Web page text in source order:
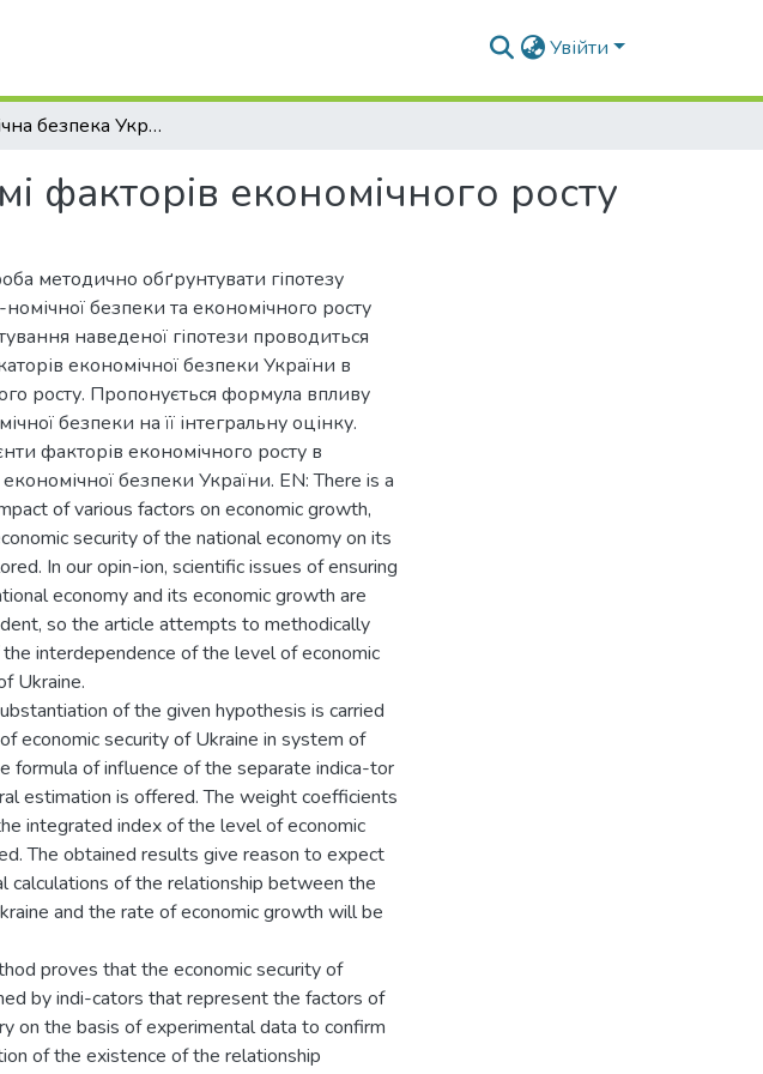
Увійти
Економічна безпека України в системі факторів економічного росту
факторів економічного росту
методично обґрунтувати гіпотезу
безпеки та економічного росту
наведеної гіпотези проводиться
економічної безпеки України в
росту. Пропонується формула впливу
безпеки на її інтегральну оцінку.
факторів економічного росту в
безпеки України. EN: There is a
of various factors on economic growth,
security of the national economy on its
In our opin-ion, scientific issues of ensuring
economy and its economic growth are
so the article attempts to methodically
interdependence of the level of economic
Ukraine.
of the given hypothesis is carried
economic security of Ukraine in system of
formula of influence of the separate indica-tor
estimation is offered. The weight coefficients
integrated index of the level of economic
The obtained results give reason to expect
of the relationship between the
and the rate of economic growth will be
proves that the economic security of
by indi-cators that represent the factors of
on the basis of experimental data to confirm
of the existence of the relationship